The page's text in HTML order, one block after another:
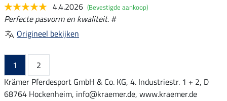
4.4.2026 (Bevestigde aankoop)
Perfecte pasvorm en kwaliteit. #
Origineel bekijken
1
2
Krämer Pferdesport GmbH & Co. KG, 4. Industriestr. 1 + 2, D
68764 Hockenheim, info@kraemer.de, www.kraemer.de